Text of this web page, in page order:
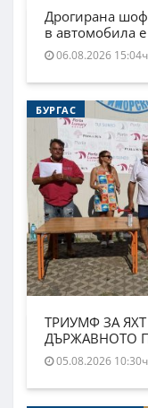
Дрогирана
в автомобила
06.08.2026
БУРГАС
ТРИУМФ ЗА
ДЪРЖАВНОТО
05.08.2026